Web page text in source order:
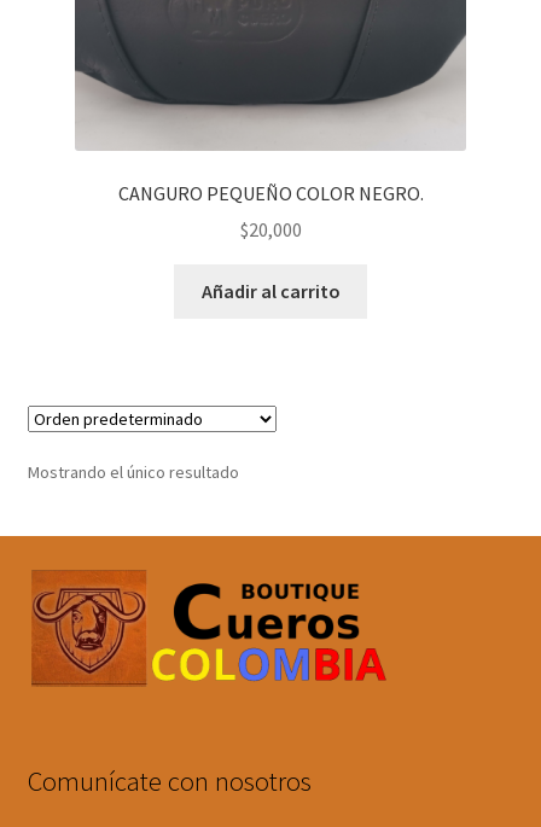
CANGURO PEQUEÑO COLOR NEGRO.
$20,000
Añadir al carrito
Mostrando el único resultado
Comunícate con nosotros